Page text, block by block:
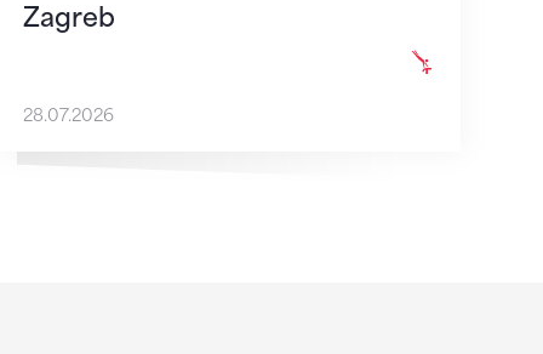
Zagreb
28.07.2026